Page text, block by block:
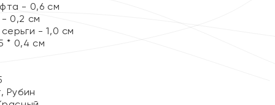
- 0,6 см
0,2 см
- 1,0 см
* 0,4 см
Рубин